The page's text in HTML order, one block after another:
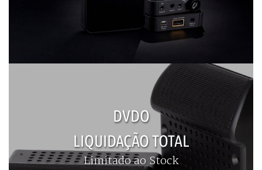
DVDO
LIQUIDAÇÃO TOTAL
Limitado ao Stock